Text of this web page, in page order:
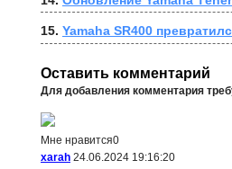
15. Yamaha SR400
Оставить комментарий
Для добавления комментария
Мне нравится0
xarah 24.06.2024 19:16:20